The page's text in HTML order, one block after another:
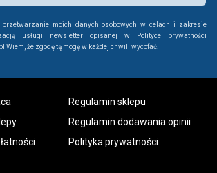
moich danych osobowych w celach i zakresie
usługi newsletter opisanej w Polityce prywatności
Wiem, że zgodę tą mogę w każdej chwili wycofać.
Regulamin sklepu
Regulamin dodawania opinii
Polityka prywatności